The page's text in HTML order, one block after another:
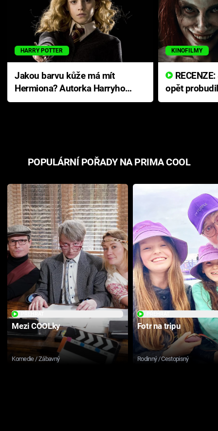
HARRY POTTER
Jakou barvu kůže má mít
Hermiona? Autorka Harryho
Pottera přišla s ráznou
KINOFILMY
opět
přichází s
POPULÁRNÍ POŘADY NA PRIMA COOL
Mezi COOLky
Komedie / Zábavný
Fotr na tripu
Rodinný / Cestopisný